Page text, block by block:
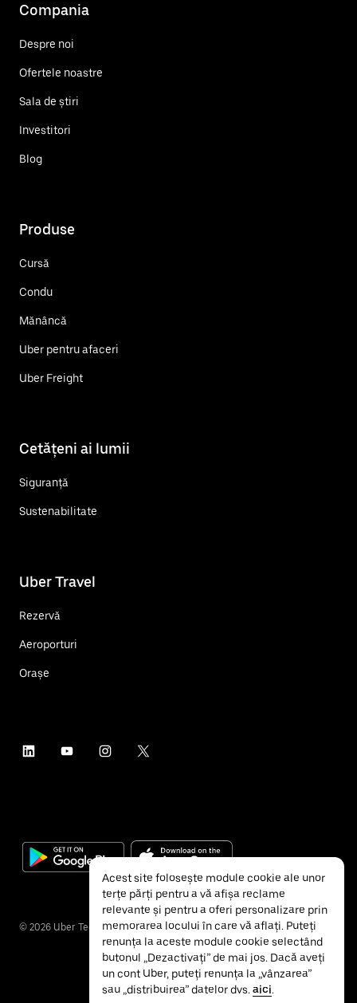
Compania
Despre noi
Ofertele noastre
Sala de știri
Investitori
Blog
Produse
Cursă
Condu
Mănâncă
Uber pentru afaceri
Uber Freight
Cetățeni ai lumii
Siguranță
Sustenabilitate
Uber Travel
Rezervă
Aeroporturi
Orașe
© 2026 Uber Technologies Inc.
Acest site folosește module cookie ale unor
terțe părți pentru a vă afișa reclame
relevante și pentru a oferi personalizare prin
memorarea locului în care vă aflați. Puteți
renunța la aceste module cookie selectând
butonul „Dezactivați” de mai jos. Dacă aveți
un cont Uber, puteți renunța la „vânzarea”
sau „distribuirea” datelor dvs. aici.